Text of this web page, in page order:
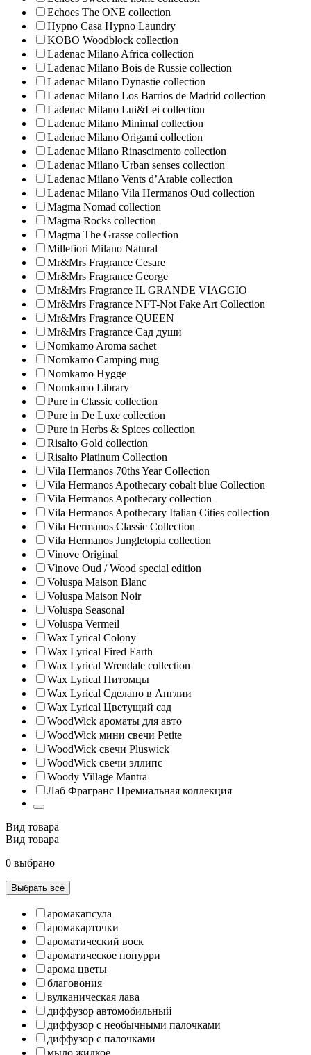
Echoes The ONE collection
Hypno Casa Hypno Laundry
KOBO Woodblock collection
Ladenac Milano Africa collection
Ladenac Milano Bois de Russie collection
Ladenac Milano Dynastie collection
Ladenac Milano Los Barrios de Madrid collection
Ladenac Milano Lui&Lei collection
Ladenac Milano Minimal collection
Ladenac Milano Origami collection
Ladenac Milano Rinascimento collection
Ladenac Milano Urban senses collection
Ladenac Milano Vents d’Arabie collection
Ladenac Milano Vila Hermanos Oud collection
Magma Nomad collection
Magma Rocks collection
Magma The Grasse collection
Millefiori Milano Natural
Mr&Mrs Fragrance Cesare
Mr&Mrs Fragrance George
Mr&Mrs Fragrance IL GRANDE VIAGGIO
Mr&Mrs Fragrance NFT-Not Fake Art Collection
Mr&Mrs Fragrance QUEEN
Mr&Mrs Fragrance Сад души
Nomkamo Aroma sachet
Nomkamo Camping mug
Nomkamo Hygge
Nomkamo Library
Pure in Classic collection
Pure in De Luxe collection
Pure in Herbs & Spices collection
Risalto Gold collection
Risalto Platinum Collection
Vila Hermanos 70ths Year Collection
Vila Hermanos Apothecary cobalt blue Collection
Vila Hermanos Apothecary collection
Vila Hermanos Apothecary Italian Cities collection
Vila Hermanos Classic Collection
Vila Hermanos Jungletopia collection
Vinove Original
Vinove Oud / Wood special edition
Voluspa Maison Blanc
Voluspa Maison Noir
Voluspa Seasonal
Voluspa Vermeil
Wax Lyrical Colony
Wax Lyrical Fired Earth
Wax Lyrical Wrendale collection
Wax Lyrical Питомцы
Wax Lyrical Сделано в Англии
Wax Lyrical Цветущий сад
WoodWick ароматы для авто
WoodWick мини свечи Petite
WoodWick свечи Pluswick
WoodWick свечи эллипс
Woody Village Mantra
Лаб Фрагранс Премиальная коллекция
Вид товара
Вид товара
0 выбрано
Выбрать всё
аромакапсула
аромакарточки
ароматический воск
ароматическое попурри
арома цветы
благовония
вулканическая лава
диффузор автомобильный
диффузор с необычными палочками
диффузор с палочками
мыло жидкое